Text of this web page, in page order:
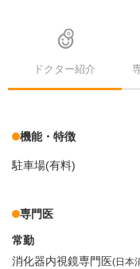
ドクター紹介
機能・特徴
駐車場(有料)
専門医
常勤
消化器内視鏡専門医(日本